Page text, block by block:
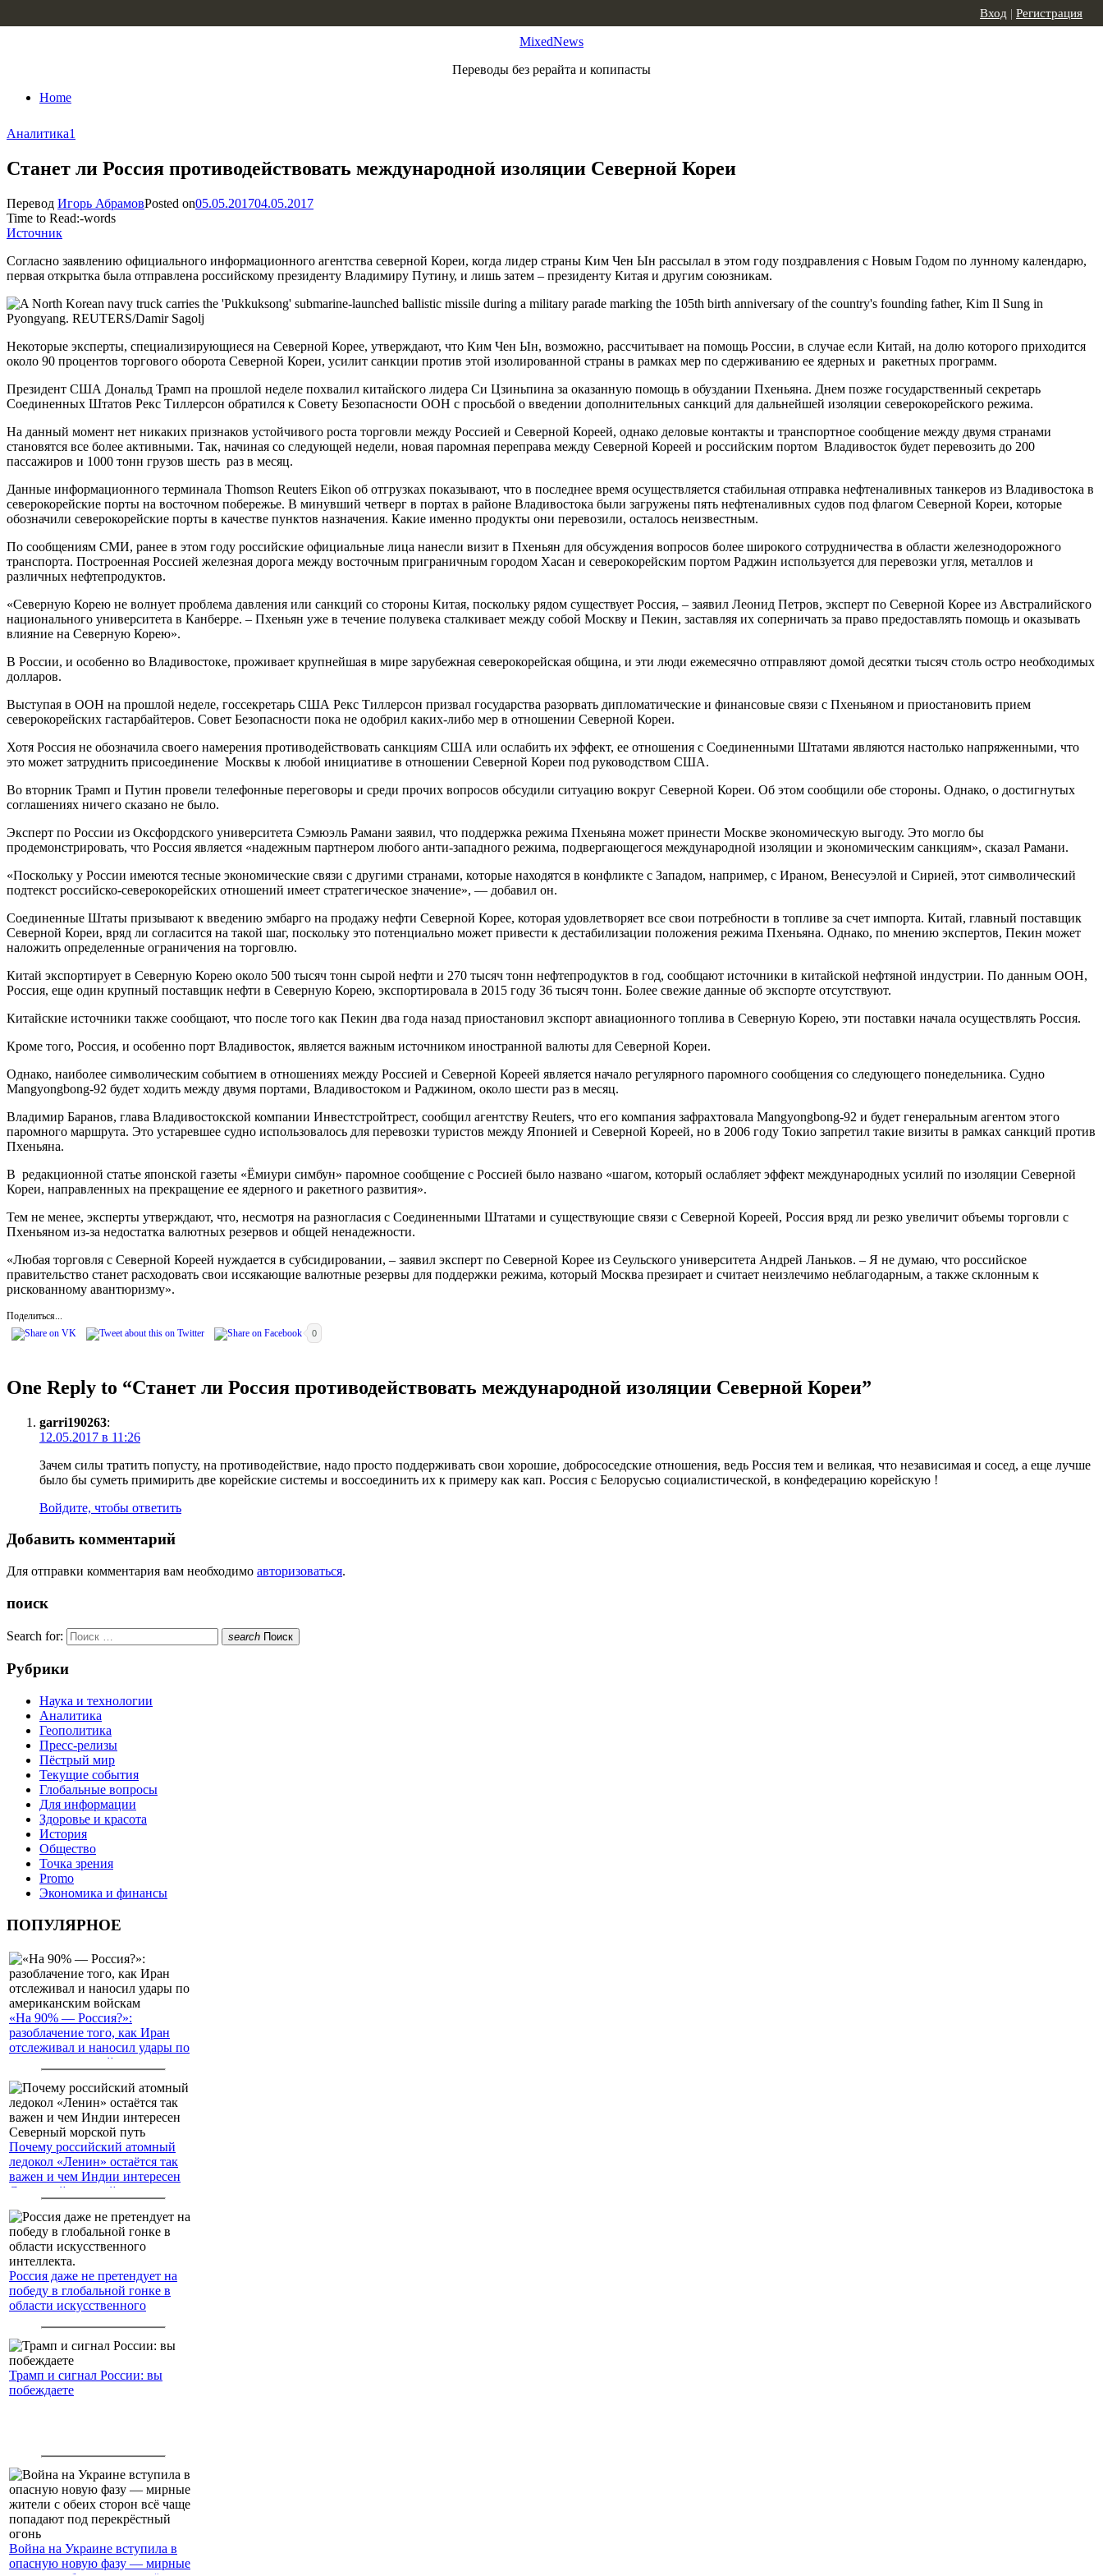
MixedNews
Переводы без рерайта и копипасты
Home
Вход | Регистрация
Аналитика1
Станет ли Россия противодействовать международной изоляции Северной Кореи
Перевод Игорь АбрамовPosted on05.05.201704.05.2017
Time to Read:-words
Источник
Согласно заявлению официального информационного агентства северной Кореи, когда лидер страны Ким Чен Ын рассылал в этом году поздравления с Новым Годом по лунному календарю,
первая открытка была отправлена российскому президенту Владимиру Путину, и лишь затем – президенту Китая и другим союзникам.
Некоторые эксперты, специализирующиеся на Северной Корее, утверждают, что Ким Чен Ын, возможно, рассчитывает на помощь России, в случае если Китай, на долю которого приходится
около 90 процентов торгового оборота Северной Кореи, усилит санкции против этой изолированной страны в рамках мер по сдерживанию ее ядерных и ракетных программ.
Президент США Дональд Трамп на прошлой неделе похвалил китайского лидера Си Цзиньпина за оказанную помощь в обуздании Пхеньяна. Днем позже государственный секретарь
Соединенных Штатов Рекс Тиллерсон обратился к Совету Безопасности ООН с просьбой о введении дополнительных санкций для дальнейшей изоляции северокорейского режима.
На данный момент нет никаких признаков устойчивого роста торговли между Россией и Северной Кореей, однако деловые контакты и транспортное сообщение между двумя странами
становятся все более активными. Так, начиная со следующей недели, новая паромная переправа между Северной Кореей и российским портом Владивосток будет перевозить до 200
пассажиров и 1000 тонн грузов шесть раз в месяц.
Данные информационного терминала Thomson Reuters Eikon об отгрузках показывают, что в последнее время осуществляется стабильная отправка нефтеналивных танкеров из Владивостока в
северокорейские порты на восточном побережье. В минувший четверг в портах в районе Владивостока были загружены пять нефтеналивных судов под флагом Северной Кореи, которые
обозначили северокорейские порты в качестве пунктов назначения. Какие именно продукты они перевозили, осталось неизвестным.
По сообщениям СМИ, ранее в этом году российские официальные лица нанесли визит в Пхеньян для обсуждения вопросов более широкого сотрудничества в области железнодорожного
транспорта. Построенная Россией железная дорога между восточным приграничным городом Хасан и северокорейским портом Раджин используется для перевозки угля, металлов и
различных нефтепродуктов.
«Северную Корею не волнует проблема давления или санкций со стороны Китая, поскольку рядом существует Россия, – заявил Леонид Петров, эксперт по Северной Корее из Австралийского
национального университета в Канберре. – Пхеньян уже в течение полувека сталкивает между собой Москву и Пекин, заставляя их соперничать за право предоставлять помощь и оказывать
влияние на Северную Корею».
В России, и особенно во Владивостоке, проживает крупнейшая в мире зарубежная северокорейская община, и эти люди ежемесячно отправляют домой десятки тысяч столь остро необходимых
долларов.
Выступая в ООН на прошлой неделе, госсекретарь США Рекс Тиллерсон призвал государства разорвать дипломатические и финансовые связи с Пхеньяном и приостановить прием
северокорейских гастарбайтеров. Совет Безопасности пока не одобрил каких-либо мер в отношении Северной Кореи.
Хотя Россия не обозначила своего намерения противодействовать санкциям США или ослабить их эффект, ее отношения с Соединенными Штатами являются настолько напряженными, что
это может затруднить присоединение Москвы к любой инициативе в отношении Северной Кореи под руководством США.
Во вторник Трамп и Путин провели телефонные переговоры и среди прочих вопросов обсудили ситуацию вокруг Северной Кореи. Об этом сообщили обе стороны. Однако, о достигнутых
соглашениях ничего сказано не было.
Эксперт по России из Оксфордского университета Сэмюэль Рамани заявил, что поддержка режима Пхеньяна может принести Москве экономическую выгоду. Это могло бы
продемонстрировать, что Россия является «надежным партнером любого анти-западного режима, подвергающегося международной изоляции и экономическим санкциям», сказал Рамани.
«Поскольку у России имеются тесные экономические связи с другими странами, которые находятся в конфликте с Западом, например, с Ираном, Венесуэлой и Сирией, этот символический
подтекст российско-северокорейских отношений имеет стратегическое значение», — добавил он.
Соединенные Штаты призывают к введению эмбарго на продажу нефти Северной Корее, которая удовлетворяет все свои потребности в топливе за счет импорта. Китай, главный поставщик
Северной Кореи, вряд ли согласится на такой шаг, поскольку это потенциально может привести к дестабилизации положения режима Пхеньяна. Однако, по мнению экспертов, Пекин может
наложить определенные ограничения на торговлю.
Китай экспортирует в Северную Корею около 500 тысяч тонн сырой нефти и 270 тысяч тонн нефтепродуктов в год, сообщают источники в китайской нефтяной индустрии. По данным ООН,
Россия, еще один крупный поставщик нефти в Северную Корею, экспортировала в 2015 году 36 тысяч тонн. Более свежие данные об экспорте отсутствуют.
Китайские источники также сообщают, что после того как Пекин два года назад приостановил экспорт авиационного топлива в Северную Корею, эти поставки начала осуществлять Россия.
Кроме того, Россия, и особенно порт Владивосток, является важным источником иностранной валюты для Северной Кореи.
Однако, наиболее символическим событием в отношениях между Россией и Северной Кореей является начало регулярного паромного сообщения со следующего понедельника. Судно
Mangyongbong-92 будет ходить между двумя портами, Владивостоком и Раджином, около шести раз в месяц.
Владимир Баранов, глава Владивостокской компании Инвестстройтрест, сообщил агентству Reuters, что его компания зафрахтовала Mangyongbong-92 и будет генеральным агентом этого
паромного маршрута. Это устаревшее судно использовалось для перевозки туристов между Японией и Северной Кореей, но в 2006 году Токио запретил такие визиты в рамках санкций против
Пхеньяна.
В редакционной статье японской газеты «Ёмиури симбун» паромное сообщение с Россией было названо «шагом, который ослабляет эффект международных усилий по изоляции Северной
Кореи, направленных на прекращение ее ядерного и ракетного развития».
Тем не менее, эксперты утверждают, что, несмотря на разногласия с Соединенными Штатами и существующие связи с Северной Кореей, Россия вряд ли резко увеличит объемы торговли с
Пхеньяном из-за недостатка валютных резервов и общей ненадежности.
«Любая торговля с Северной Кореей нуждается в субсидировании, – заявил эксперт по Северной Корее из Сеульского университета Андрей Ланьков. – Я не думаю, что российское
правительство станет расходовать свои иссякающие валютные резервы для поддержки режима, который Москва презирает и считает неизлечимо неблагодарным, а также склонным к
рискованному авантюризму».
Поделиться...
0
One Reply to “Станет ли Россия противодействовать международной изоляции Северной Кореи”
garri190263:
12.05.2017 в 11:26
Зачем силы тратить попусту, на противодействие, надо просто поддерживать свои хорошие, добрососедские отношения, ведь Россия тем и великая, что независимая и сосед, а еще лучше
было бы суметь примирить две корейские системы и воссоединить их к примеру как кап. Россия с Белорусью социалистической, в конфедерацию корейскую !
Войдите, чтобы ответить
Добавить комментарий
Для отправки комментария вам необходимо авторизоваться.
поиск
Search for: search Поиск
Рубрики
Наука и технологии
Аналитика
Геополитика
Пресс-релизы
Пёстрый мир
Текущие события
Глобальные вопросы
Для информации
Здоровье и красота
История
Общество
Точка зрения
Promo
Экономика и финансы
ПОПУЛЯРНОЕ
«На 90% — Россия?»:
разоблачение того, как Иран
отслеживал и наносил удары по
американским войскам
Почему российский атомный
ледокол «Ленин» остаётся так
важен и чем Индии интересен
Северный морской путь
Россия даже не претендует на
победу в глобальной гонке в
области искусственного
Трамп и сигнал России: вы
побеждаете
Война на Украине вступила в
опасную новую фазу — мирные